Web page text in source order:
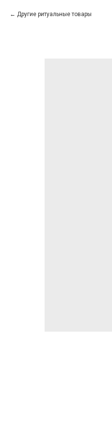
Другие ритуальные товары